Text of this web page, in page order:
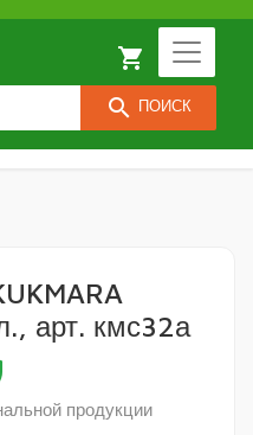
search ПОИСК
local_grocery_store
арт. кмс32а
продукции